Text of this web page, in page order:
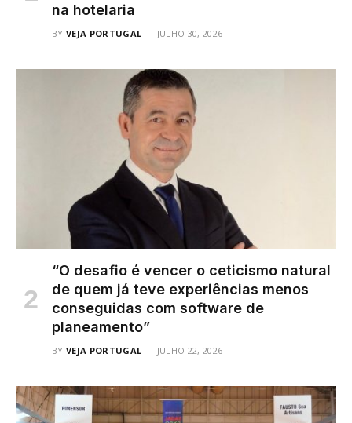
na hotelaria
BY VEJA PORTUGAL JULHO 30, 2026
“O desafio é vencer o ceticismo natural
de quem já teve experiências menos
conseguidas com software de
planeamento”
BY VEJA PORTUGAL JULHO 22, 2026